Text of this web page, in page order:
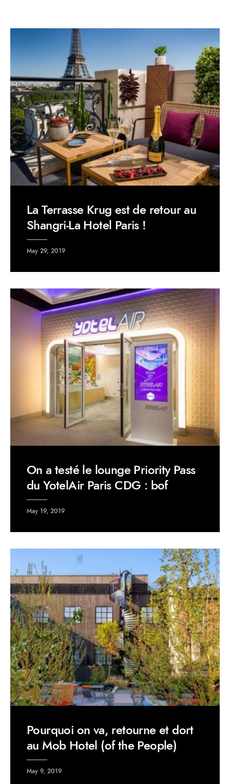
La Terrasse Krug est de retour au
Shangri-La Hotel Paris !
May 29, 2019
On a testé le lounge Priority Pass
du YotelAir Paris CDG : bof
May 19, 2019
Pourquoi on va, retourne et dort
au Mob Hotel (of the People)
May 9, 2019